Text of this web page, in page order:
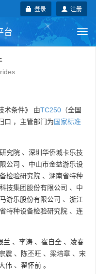
注册
登录
台
术条件》 由TC250 （全国
口 ，主管部门为国家标准
究院 、 深圳华侨城卡乐技
公司 、 中山市金益游乐设
检验研究院 、 湖南省特种
技集团股份有限公司 、 中
游乐股份有限公司 、 浙江
特种设备检验研究院 、 连
兰 、 李涛 、 崔自全 、 凌春
震 、 陈丕旺 、 梁培章 、 宋
伟 、 翟怀前 。